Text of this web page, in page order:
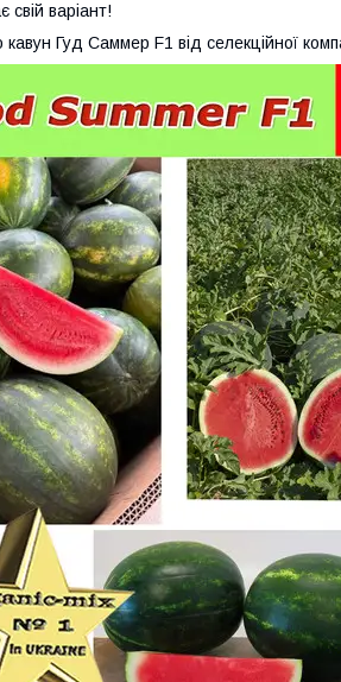
варіант!
Гуд Саммер F1 від селекційної